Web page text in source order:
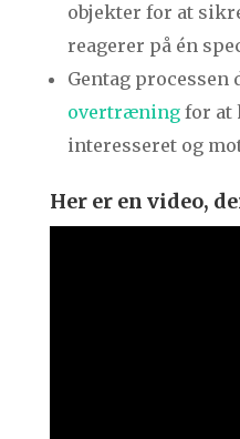
objekter for at
reagerer på én
Gentag processen
overtræningfor at
interesseret og
Her er en video,